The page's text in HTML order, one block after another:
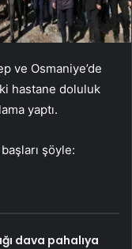
ve Osmaniye’de
hastane doluluk
yaptı.
başları şöyle:
dava pahalıya